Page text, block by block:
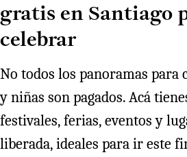
gratis en Santiago
celebrar
No todos los panoramas para
y niñas son pagados. Acá
festivales, ferias, eventos y
liberada, ideales para ir este